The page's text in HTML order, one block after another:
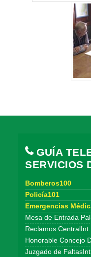
GUÍA
SERVICIOS
Bomberos100
Policía101
Emergencias
Mesa de Entrada
Reclamos
Honorable Concejo
Juzgado de